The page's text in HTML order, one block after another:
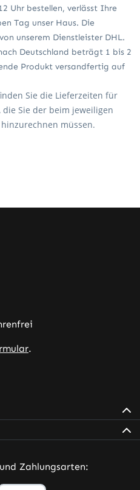
Uhr bestellen, verlässt Ihre
Tag unser Haus. Die
unserem Dienstleister DHL.
Deutschland beträgt 1 bis 2
Produkt versandfertig auf
Sie die Lieferzeiten für
Sie der beim jeweiligen
müssen.
.
– öffnet in neuem Tab
– öffnet in neuem Tab
inspirieren – öffnet in
– öffnet in neuem Tab
Zahlungsarten: